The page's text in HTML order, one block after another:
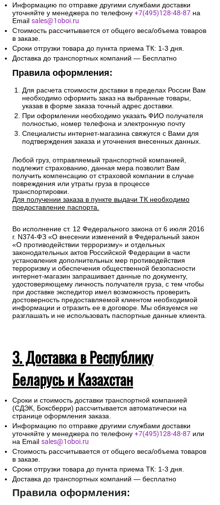
Информацию по отправке другими службами доставки
уточняйте у менеджера по телефону +7(495)128-48-87 на
Email sales@1oboi.ru
Стоимость рассчитывается от общего веса/объема товаров
в заказе.
Сроки отгрузки товара до пункта приема ТК: 1-3 дня.
Доставка до транспортных компаний — Бесплатно
Правила оформления:
Для расчета стоимости доставки в пределах России Вам
необходимо оформить заказ на выбранные товары,
указав в форме заказа точный адрес доставки.
При оформлении необходимо указать ФИО получателя
полностью, номер телефона и электронную почту
Специалисты интернет-магазина свяжутся с Вами для
подтверждения заказа и уточнения внесенных данных.
Любой груз, отправляемый транспортной компанией,
подлежит страхованию, данная мера позволит Вам
получить компенсацию от страховой компании в случае
повреждения или утраты груза в процессе
транспортировки.
Для получении заказа в пункте выдачи ТК необходимо
предоставление паспорта.
Во исполнение ст. 12 Федерального закона от 6 июля 2016
г. N374-ФЗ «О внесении изменений в Федеральный закон
«О противодействии терроризму» и отдельных
законодательных актов Российской Федерации в части
установления дополнительных мер противодействия
терроризму и обеспечения общественной безопасности
интернет-магазин запрашивает данные по документу,
удостоверяющему личность получателя груза, с тем чтобы
при доставке экспедитор имел возможность проверить
достоверность предоставляемой клиентом необходимой
информации и отразить ее в договоре. Мы обязуемся не
разглашать и не использовать паспортные данные клиента.
3. Доставка в Республику
Беларусь и Казахстан
Сроки и стоимость доставки транспортной компанией
(СДЭК, Боксберри) рассчитывается автоматически на
странице оформления заказа.
Информацию по отправке другими службами доставки
уточняйте у менеджера по телефону +7(495)128-48-87 или
на Email sales@1oboi.ru
Стоимость рассчитывается от общего веса/объема товаров
в заказе.
Сроки отгрузки товара до пункта приема ТК: 1-3 дня.
Доставка до транспортных компаний — бесплатно
Правила оформления: